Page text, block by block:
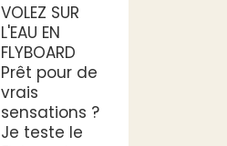
VOLEZ SUR
L'EAU EN
FLYBOARD
Prêt pour de
vrais
sensations ?
Je teste le